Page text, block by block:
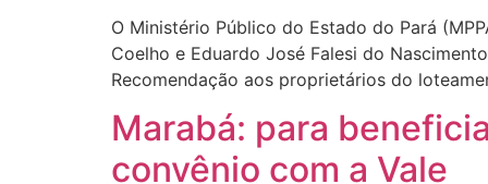
O Ministério Público do Estado do Pará
Coelho e Eduardo José Falesi do
Recomendação aos proprietários do
Marabá: para
convênio com a Vale